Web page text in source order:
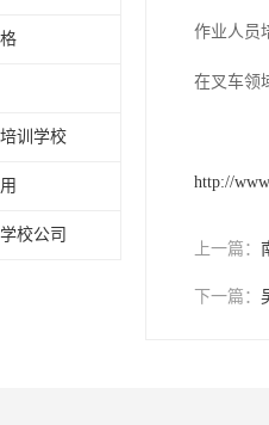
训学校
校公司
作业人员
在叉车领
http://
上一篇：
下一篇：